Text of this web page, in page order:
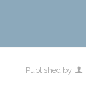
Published by